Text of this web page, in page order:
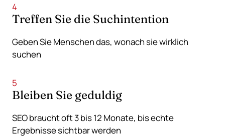
4
Treffen Sie die Suchintention
Geben Sie Menschen das, wonach sie wirklich
suchen
5
Bleiben Sie geduldig
SEO braucht oft 3 bis 12 Monate, bis echte
Ergebnisse sichtbar werden